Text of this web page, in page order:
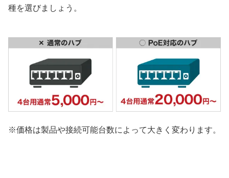
種を選びましょう。
※価格は製品や接続可能台数によって大きく変わります。